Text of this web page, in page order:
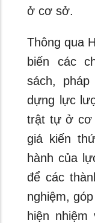
ở cơ sở.
Thông qua
biến các
sách,
dựng lực
trật tự ở cơ
giá kiến
hành của
để các
nghiệm,
hiện